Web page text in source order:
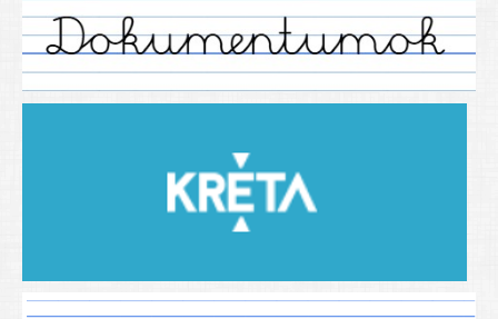
2014/2015. tanév
2015/2016. tanév
2016/2017 tanév
2018/2019 tanév
2019/2020-as tanév